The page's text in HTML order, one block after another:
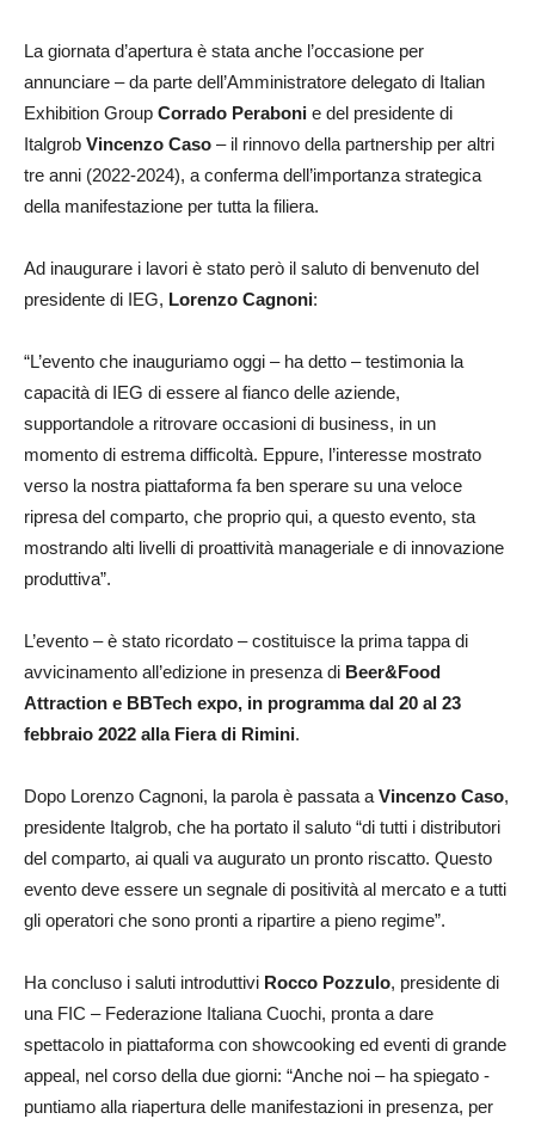
La giornata d’apertura è stata anche l’occasione per
annunciare – da parte dell’Amministratore delegato di Italian
Exhibition Group Corrado Peraboni e del presidente di
Italgrob Vincenzo Caso – il rinnovo della partnership per altri
tre anni (2022-2024), a conferma dell’importanza strategica
della manifestazione per tutta la filiera.
Ad inaugurare i lavori è stato però il saluto di benvenuto del
presidente di IEG, Lorenzo Cagnoni:
“L’evento che inauguriamo oggi – ha detto – testimonia la
capacità di IEG di essere al fianco delle aziende,
supportandole a ritrovare occasioni di business, in un
momento di estrema difficoltà. Eppure, l’interesse mostrato
verso la nostra piattaforma fa ben sperare su una veloce
ripresa del comparto, che proprio qui, a questo evento, sta
mostrando alti livelli di proattività manageriale e di innovazione
produttiva”.
L’evento – è stato ricordato – costituisce la prima tappa di
avvicinamento all’edizione in presenza di Beer&Food
Attraction e BBTech expo, in programma dal 20 al 23
febbraio 2022 alla Fiera di Rimini.
Dopo Lorenzo Cagnoni, la parola è passata a Vincenzo Caso,
presidente Italgrob, che ha portato il saluto “di tutti i distributori
del comparto, ai quali va augurato un pronto riscatto. Questo
evento deve essere un segnale di positività al mercato e a tutti
gli operatori che sono pronti a ripartire a pieno regime”.
Ha concluso i saluti introduttivi Rocco Pozzulo, presidente di
una FIC – Federazione Italiana Cuochi, pronta a dare
spettacolo in piattaforma con showcooking ed eventi di grande
appeal, nel corso della due giorni: “Anche noi – ha spiegato -
puntiamo alla riapertura delle manifestazioni in presenza, per